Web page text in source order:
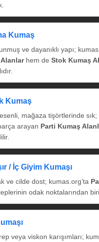
Kumaş
ve dayanıklı yapı;
hem de Stok Kumaş
Kumaş
mağaza tişörtlerinde sık;
arayan Parti Kumaş
/ İç Giyim Kumaşı
ve cilde dost; kumas.org’ta
odak noktalarından
veya viskon karışımları;